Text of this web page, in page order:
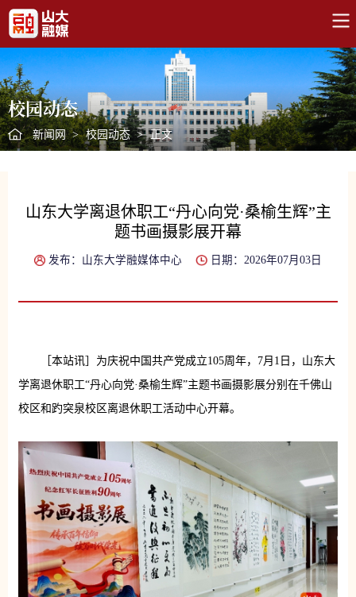
校园动态
新闻网 > 校园动态 > 正文
山东大学离退休职工“丹心向党·桑榆生辉”主
题书画摄影展开幕
发布：山东大学融媒体中心 日期：2026年07月03日
［本站讯］为庆祝中国共产党成立105周年，7月1日，山东大
学离退休职工“丹心向党·桑榆生辉”主题书画摄影展分别在千佛山
校区和趵突泉校区离退休职工活动中心开幕。